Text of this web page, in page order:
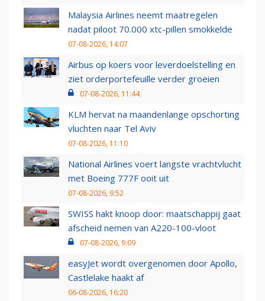
Malaysia Airlines neemt maatregelen
nadat piloot 70.000 xtc-pillen smokkelde
07-08-2026, 14:07
Airbus op koers voor leverdoelstelling en
ziet orderportefeuille verder groeien
07-08-2026, 11:44
KLM hervat na maandenlange opschorting
vluchten naar Tel Aviv
07-08-2026, 11:10
National Airlines voert langste vrachtvlucht
met Boeing 777F ooit uit
07-08-2026, 9:52
SWISS hakt knoop door: maatschappij gaat
afscheid nemen van A220-100-vloot
07-08-2026, 9:09
easyJet wordt overgenomen door Apollo,
Castlelake haakt af
06-08-2026, 16:20